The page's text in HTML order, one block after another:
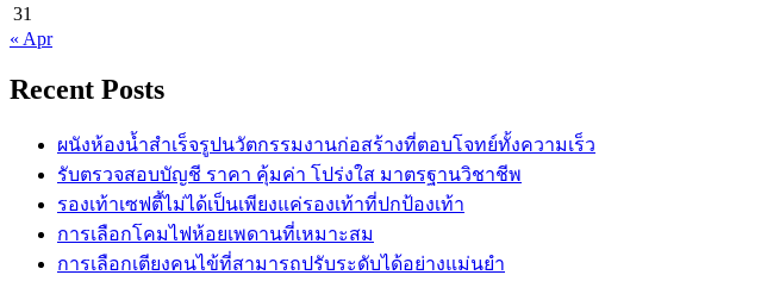
31
« Apr
Recent Posts
ผนังห้องน้ำสำเร็จรูปนวัตกรรมงานก่อสร้างที่ตอบโจทย์ทั้งความเร็ว
รับตรวจสอบบัญชี ราคา คุ้มค่า โปร่งใส มาตรฐานวิชาชีพ
รองเท้าเซฟตี้ไม่ได้เป็นเพียงแค่รองเท้าที่ปกป้องเท้า
การเลือกโคมไฟห้อยเพดานที่เหมาะสม
การเลือกเตียงคนไข้ที่สามารถปรับระดับได้อย่างแม่นยำ